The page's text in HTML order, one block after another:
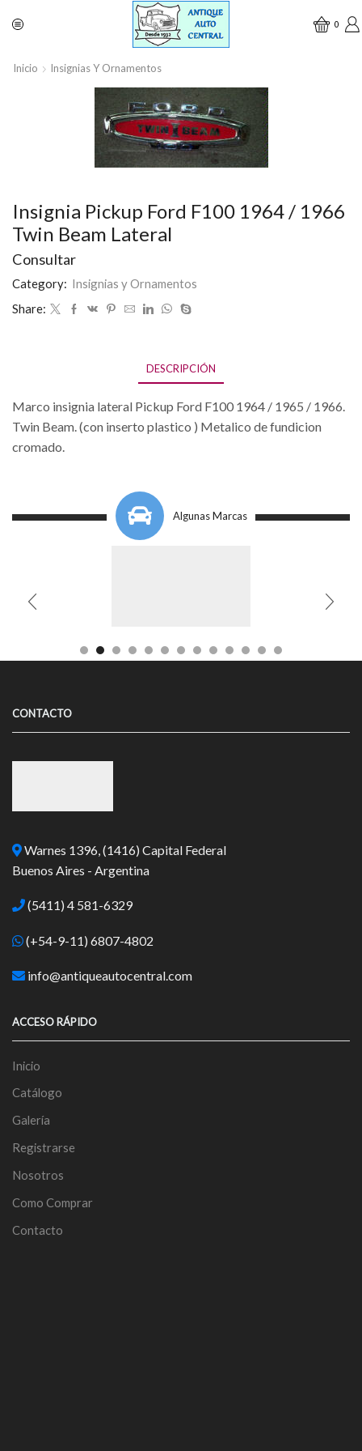
0
Inicio Insignias Y Ornamentos
Insignia Pickup Ford F100 1964 / 1966
Twin Beam Lateral
Consultar
Category: Insignias y Ornamentos
Share:
DESCRIPCIÓN
Marco insignia lateral Pickup Ford F100 1964 / 1965 / 1966.
Twin Beam. (con inserto plastico ) Metalico de fundicion
cromado.
Algunas Marcas
CONTACTO
Warnes 1396, (1416) Capital Federal
Buenos Aires - Argentina
(5411) 4 581-6329
(+54-9-11) 6807-4802
info@antiqueautocentral.com
ACCESO RÁPIDO
Inicio
Catálogo
Galería
Registrarse
Nosotros
Como Comprar
Contacto